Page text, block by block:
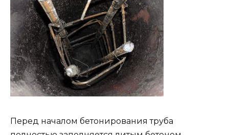
Перед началом бетонирования труба